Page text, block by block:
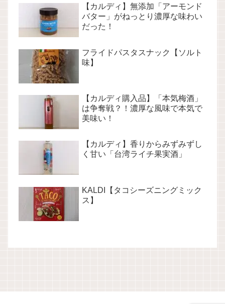
【カルディ】無添加「アーモンド
バター」がねっとり濃厚な味わい
だった！
フライドパスタスナック【ソルト
味】
【カルディ購入品】「本気梅酒」
は争奪戦？！濃厚な風味で本気で
美味い！
【カルディ】香りからみずみずし
く甘い「台湾ライチ果実酒」
KALDI【タコシーズニングミック
ス】